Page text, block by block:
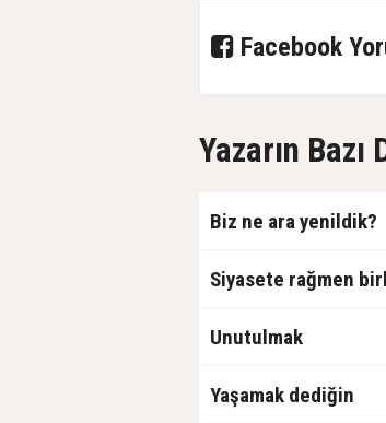
Facebook
Yazarın
Biz ne ara yenildik?
Siyasete rağmen
Unutulmak
Yaşamak dediğin